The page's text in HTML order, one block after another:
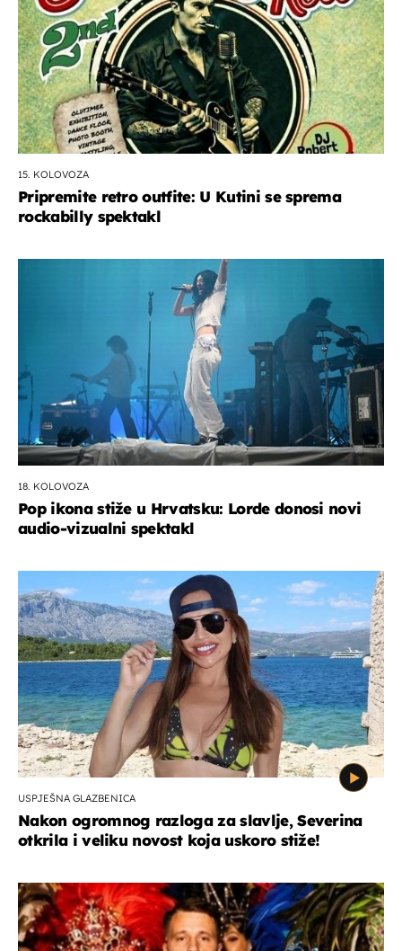
15. KOLOVOZA
Pripremite retro outfite: U Kutini se sprema
rockabilly spektakl
18. KOLOVOZA
Pop ikona stiže u Hrvatsku: Lorde donosi novi
audio-vizualni spektakl
USPJEŠNA GLAZBENICA
Nakon ogromnog razloga za slavlje, Severina
otkrila i veliku novost koja uskoro stiže!